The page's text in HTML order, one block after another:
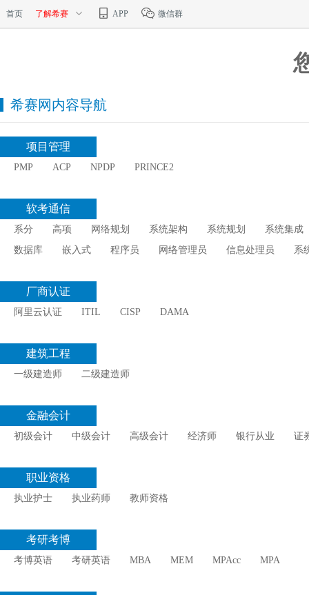
首页 了解希赛 APP 微信群
希赛网内容导航
项目管理
PMP ACP NPDP PRINCE2
软考通信
系分 高项 网络规划 系统架构 系统规划
系统集成
数据库
嵌入式 程序员 网络管理员 信息处理员 系
厂商认证
阿里云认证 ITIL CISP DAMA
建筑工程
一级建造师 二级建造师
金融会计
初级会计 中级会计 高级会计 经济师 银行从业 证
职业资格
执业护士 执业药师 教师资格
考研考博
考博英语 考研英语 MBA MEM MPAcc MPA